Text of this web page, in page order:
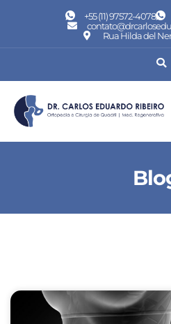
+55 (11) 97572-4078
Rua Hilda del